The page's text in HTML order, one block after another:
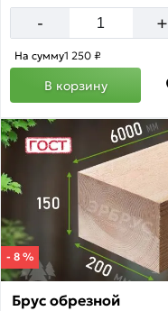
- +
На сумму1 250 ₽
В корзину
- 8 %
Брус обрезной